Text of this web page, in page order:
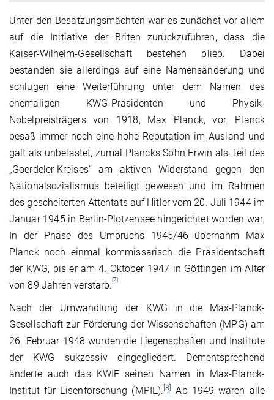
Unter den Besatzungsmächten war es zunächst vor allem
auf die Initiative der Briten zurückzuführen, dass die
Kaiser-Wilhelm-Gesellschaft bestehen blieb. Dabei
bestanden sie allerdings auf eine Namensänderung und
schlugen eine Weiterführung unter dem Namen des
ehemaligen KWG-Präsidenten und Physik-
Nobelpreisträgers von 1918, Max Planck, vor. Planck
besaß immer noch eine hohe Reputation im Ausland und
galt als unbelastet, zumal Plancks Sohn Erwin als Teil des
„Goerdeler-Kreises“ am aktiven Widerstand gegen den
Nationalsozialismus beteiligt gewesen und im Rahmen
des gescheiterten Attentats auf Hitler vom 20. Juli 1944 im
Januar 1945 in Berlin-Plötzensee hingerichtet worden war.
In der Phase des Umbruchs 1945/46 übernahm Max
Planck noch einmal kommissarisch die Präsidentschaft
der KWG, bis er am 4. Oktober 1947 in Göttingen im Alter
von 89 Jahren verstarb.[7]
Nach der Umwandlung der KWG in die Max-Planck-
Gesellschaft zur Förderung der Wissenschaften (MPG) am
26. Februar 1948 wurden die Liegenschaften und Institute
der KWG sukzessiv eingegliedert. Dementsprechend
änderte auch das KWIE seinen Namen in Max-Planck-
Institut für Eisenforschung (MPIE).[8] Ab 1949 waren alle